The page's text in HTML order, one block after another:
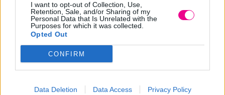
I want to opt-out of Collection, Use,
Retention, Sale, and/or Sharing of my
Personal Data that Is Unrelated with the
Purposes for which it was collected.
Opted Out
CONFIRM
Data Deletion Data Access Privacy Policy
Εσωτερική Διάμετρος:43mm
Εξωτερική Διάμετρος:60mm
Βάρος:115gr/τεμ
Σχετικά προϊόντα